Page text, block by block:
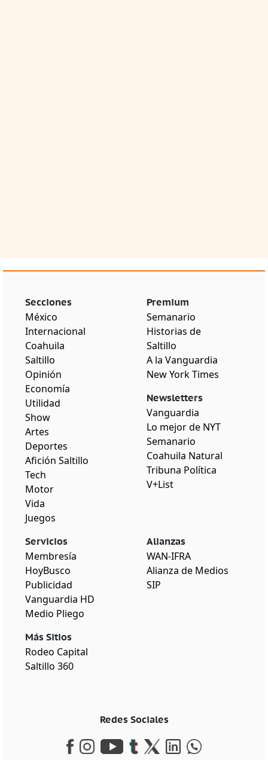
Secciones
México
Internacional
Coahuila
Saltillo
Opinión
Economía
Utilidad
Show
Artes
Deportes
Afición Saltillo
Tech
Motor
Vida
Juegos
Premium
Semanario
Historias de
Saltillo
A la Vanguardia
New York Times
Newsletters
Vanguardia
Lo mejor de NYT
Semanario
Coahuila Natural
Tribuna Política
V+List
Servicios
Membresía
HoyBusco
Publicidad
Vanguardia HD
Medio Pliego
Más Sitios
Rodeo Capital
Saltillo 360
Alianzas
WAN-IFRA
Alianza de Medios
SIP
Redes Sociales